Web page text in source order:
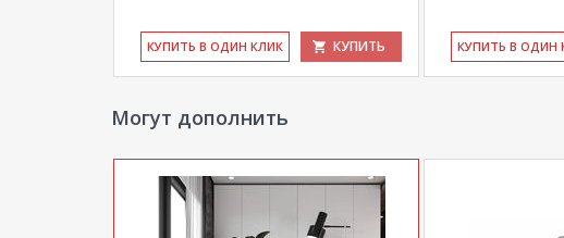
КУ­ПИТЬ В ОДИН КЛИК КУПИТЬ КУ­ПИТЬ В ОДИН
Могут дополнить